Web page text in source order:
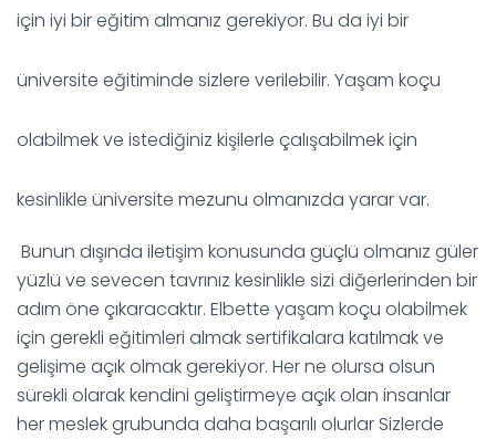
için iyi bir eğitim almanız gerekiyor. Bu da iyi bir
üniversite eğitiminde sizlere verilebilir. Yaşam koçu
olabilmek ve istediğiniz kişilerle çalışabilmek için
kesinlikle üniversite mezunu olmanızda yarar var.
Bunun dışında iletişim konusunda güçlü olmanız güler
yüzlü ve sevecen tavrınız kesinlikle sizi diğerlerinden bir
adım öne çıkaracaktır. Elbette yaşam koçu olabilmek
için gerekli eğitimleri almak sertifikalara katılmak ve
gelişime açık olmak gerekiyor. Her ne olursa olsun
sürekli olarak kendini geliştirmeye açık olan insanlar
her meslek grubunda daha başarılı olurlar Sizlerde